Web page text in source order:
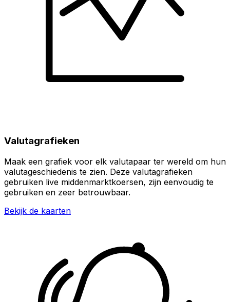
Valutagrafieken
Maak een grafiek voor elk valutapaar ter wereld om hun
valutageschiedenis te zien. Deze valutagrafieken
gebruiken live middenmarktkoersen, zijn eenvoudig te
gebruiken en zeer betrouwbaar.
Bekijk de kaarten